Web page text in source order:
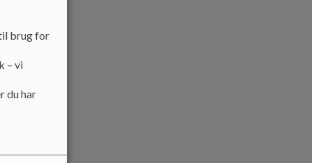
brug for
– vi
du har